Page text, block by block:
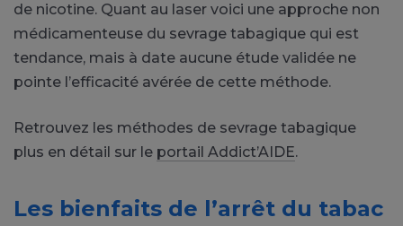
de nicotine. Quant au laser voici une approche non
médicamenteuse du sevrage tabagique qui est
tendance, mais à date aucune étude validée ne
pointe l’efficacité avérée de cette méthode.
Retrouvez les méthodes de sevrage tabagique
plus en détail sur le portail Addict’AIDE.
Les bienfaits de l’arrêt du tabac